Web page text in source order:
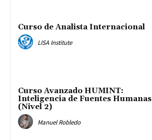
Curso de Analista Internacional
LISA Institute
Curso Avanzado HUMINT:
Inteligencia de Fuentes Humanas
(Nivel 2)
Manuel Robledo